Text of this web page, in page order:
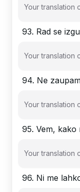
Your translation
93. Rad se
Your translation
94. Ne
Your translation
95. Vem, kako
Your translation
96. Ni me